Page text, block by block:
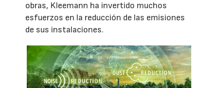
obras, Kleemann ha invertido muchos
esfuerzos en la reducción de las emisiones
de sus instalaciones.